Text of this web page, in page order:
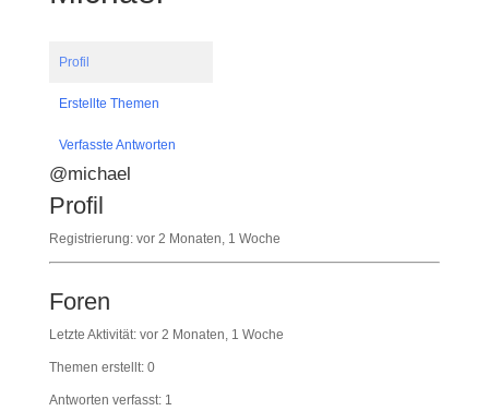
Profil
Erstellte Themen
Verfasste Antworten
@michael
Profil
Registrierung: vor 2 Monaten, 1 Woche
Foren
Letzte Aktivität: vor 2 Monaten, 1 Woche
Themen erstellt: 0
Antworten verfasst: 1